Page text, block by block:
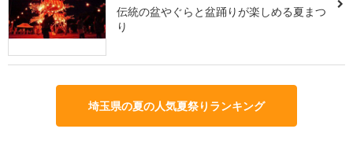
伝統の盆やぐらと盆踊りが楽しめる夏まつ
り
埼玉県の夏の人気夏祭りランキング